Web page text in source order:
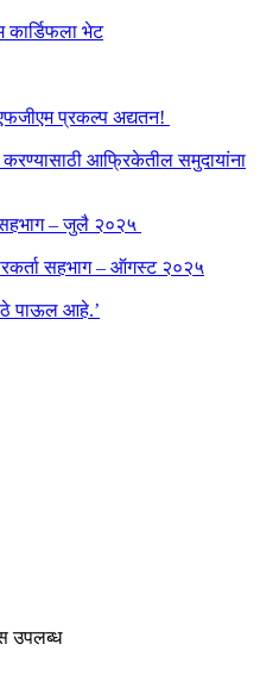
भेट
प्रकल्प अद्यतन!
आफ्रिकेतील समुदायांना
सहभाग – जुलै २०२५
सहभाग – ऑगस्ट २०२५
पाऊल आहे.’
उपलब्ध